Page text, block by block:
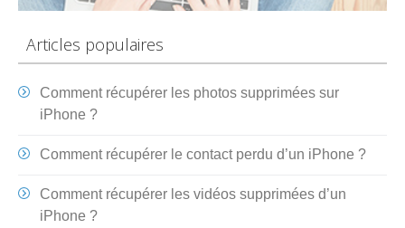
Articles populaires
Comment récupérer les photos supprimées sur
iPhone ?
Comment récupérer le contact perdu d’un iPhone ?
Comment récupérer les vidéos supprimées d’un
iPhone ?